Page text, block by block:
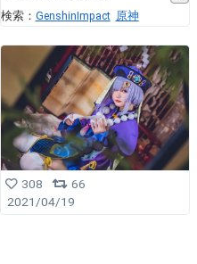
検索： GenshinImpact 原神
308
66
2021/04/19